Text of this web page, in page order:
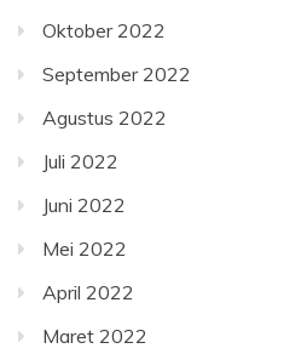
Oktober 2022
September 2022
Agustus 2022
Juli 2022
Juni 2022
Mei 2022
April 2022
Maret 2022